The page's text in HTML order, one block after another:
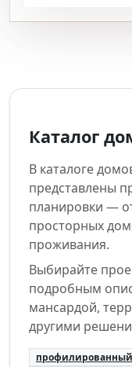
Каталог
В каталоге
представлены
планировки —
просторных
проживания.
Выбирайте
подробным
мансардой,
другими
профилированный